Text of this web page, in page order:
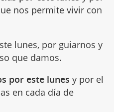
nos permite vivir con
lunes, por guiarnos y
que damos.
por este lunes y por el
en cada día de